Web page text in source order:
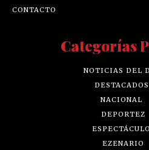
CONTACTO
Categorías
NOTICIAS DEL
DESTACADOS
NACIONAL
DEPORTEZ
EZENARIO